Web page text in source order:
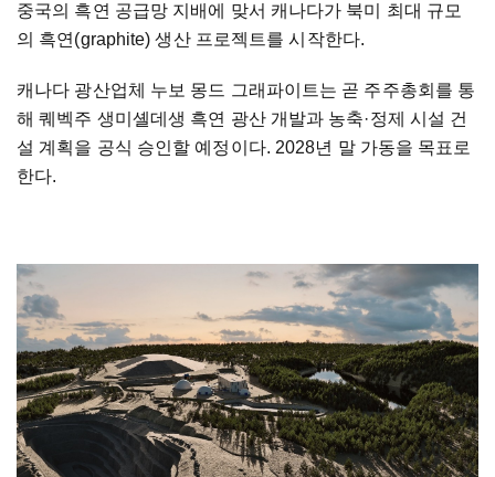
중국의 흑연 공급망 지배에 맞서 캐나다가 북미 최대 규모
의 흑연(graphite) 생산 프로젝트를 시작한다.
캐나다 광산업체 누보 몽드 그래파이트는 곧 주주총회를 통
해 퀘벡주 생미셸데생 흑연 광산 개발과 농축·정제 시설 건
설 계획을 공식 승인할 예정이다. 2028년 말 가동을 목표로
한다.